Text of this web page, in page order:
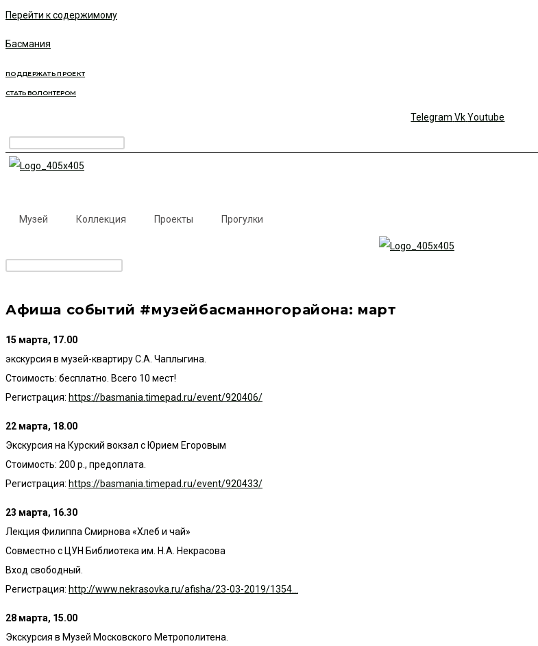
Перейти к содержимому
Басмания
ПОДДЕРЖАТЬ ПРОЕКТ
СТАТЬ ВОЛОНТЕРОМ
Telegram Vk Youtube
Музей Коллекция Проекты Прогулки
Афиша событий #музейбасманногорайона: март
15 марта, 17.00
экскурсия в музей-квартиру С.А. Чаплыгина.
Стоимость: бесплатно. Всего 10 мест!
Регистрация: https://basmania.timepad.ru/event/920406/
22 марта, 18.00
Экскурсия на Курский вокзал с Юрием Егоровым
Стоимость: 200 р., предоплата.
Регистрация: https://basmania.timepad.ru/event/920433/
23 марта, 16.30
Лекция Филиппа Смирнова «Хлеб и чай»
Совместно с ЦУН Библиотека им. Н.А. Некрасова
Вход свободный.
Регистрация: http://www.nekrasovka.ru/afisha/23-03-2019/1354…
28 марта, 15.00
Экскурсия в Музей Московского Метрополитена.